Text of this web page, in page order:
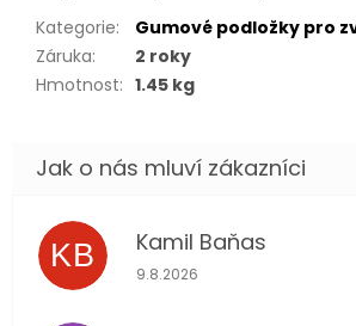
Kategorie:
Gumové podložky pro
Záruka:
2 roky
Hmotnost: 1.45 kg
KB Kamil Baňas
Hodnocení obchodu je 5 z
9.8.2026